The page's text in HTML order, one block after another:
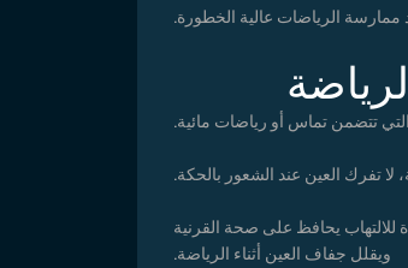
الرياضات عالية الخطورة.
تتضمن تماس أو رياضات مائية.
تفرك العين عند الشعور بالحكة.
للالتهاب يحافظ على صحة القرنية
ويقلل جفاف العين أثناء الرياضة.